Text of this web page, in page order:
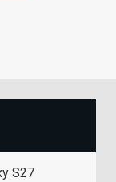
S27